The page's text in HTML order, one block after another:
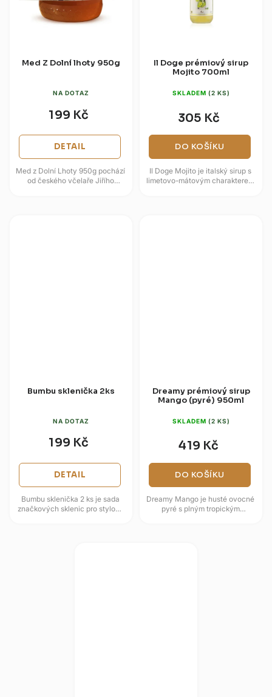
Med Z Dolní lhoty 950g
NA DOTAZ
199 Kč
DETAIL
Med z Dolní Lhoty 950g pochází
od českého včelaře Jiřího
Il Doge prémiový sirup
Mojito 700ml
SKLADEM (2 KS)
305 Kč
DO KOŠÍKU
Il Doge Mojito je italský sirup s
limetovo-mátovým charakterem
Bumbu sklenička 2ks
NA DOTAZ
199 Kč
DETAIL
Bumbu sklenička 2 ks je sada
značkových sklenic pro stylové
Dreamy prémiový sirup
Mango (pyré) 950ml
SKLADEM (2 KS)
419 Kč
DO KOŠÍKU
Dreamy Mango je husté ovocné
pyré s plným tropickým